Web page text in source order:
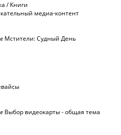
/ Книги
медиа-контент
Мстители: Судный День
Выбор видеокарты - общая тема